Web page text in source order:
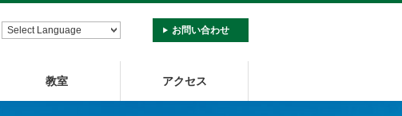
教室 アクセス
お問い合わせ